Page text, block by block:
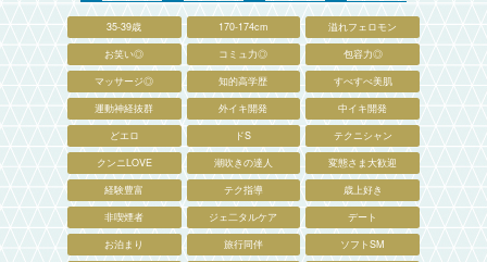
35-39歳 170-174cm
溢れフェロモン
お笑い◎
コミュ力◎
包容力◎
マッサージ◎
知的高学歴
すべすべ美肌
運動神経抜群
外イキ開発
中イキ開発
どエロ
ドS
テクニシャン
クンニLOVE
潮吹きの達人
変態さま大歓迎
経験豊富
テク指導
歳上好き
非喫煙者
ジェ二タルケア
デート
お泊まり
旅行同伴
ソフトSM